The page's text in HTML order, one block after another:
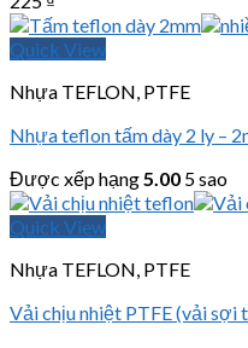
Quick View
Nhựa TEFLON, PTFE
Nhựa teflon tấm dày 2 ly –
Được xếp hạng5.00 5 sao
Quick View
Nhựa TEFLON, PTFE
Vải chịu nhiệt PTFE (vải sợi